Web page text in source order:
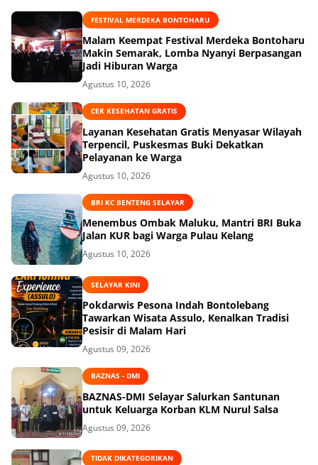
FESTIVAL MERDEKA BONTOHARU
‎Malam Keempat Festival Merdeka Bontoharu
Makin Semarak, Lomba Nyanyi Berpasangan
Jadi Hiburan Warga ‎
Agustus 10, 2026
CEK KESEHATAN GRATIS
‎Layanan Kesehatan Gratis Menyasar Wilayah
Terpencil, Puskesmas Buki Dekatkan
Pelayanan ke Warga
Agustus 10, 2026
BRI KC BENTENG SELAYAR
Menembus Ombak Maluku, Mantri BRI Buka
Jalan KUR bagi Warga Pulau Kelang
Agustus 10, 2026
SELAYAR KINI
Pokdarwis Pesona Indah Bontolebang
Tawarkan Wisata Assulo, Kenalkan Tradisi
Pesisir di Malam Hari
Agustus 09, 2026
BAZNAS - DMI
BAZNAS-DMI Selayar Salurkan Santunan
untuk Keluarga Korban KLM Nurul Salsa
Agustus 09, 2026
TIDAK DIKATEGORIKAN